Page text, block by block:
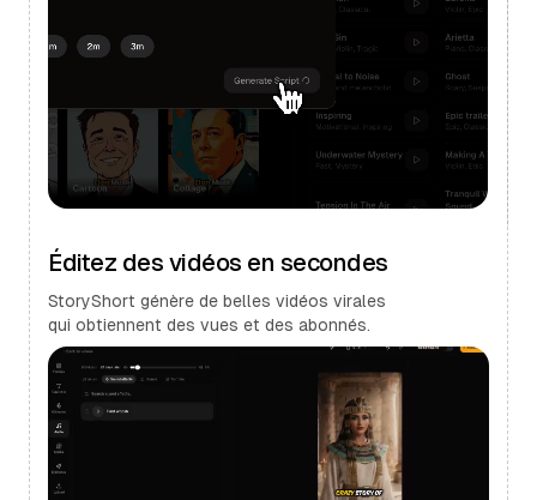
Éditez des vidéos en secondes
StoryShort génère de belles vidéos virales
qui obtiennent des vues et des abonnés.